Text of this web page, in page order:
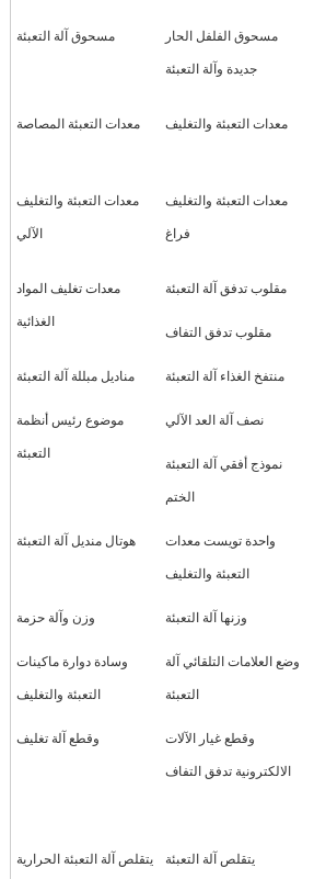
مسحوق آلة التعبئة مسحوق الفلفل الحار
جديدة وآلة التعبئة
معدات التعبئة المصاصة معدات التعبئة والتغليف
معدات التعبئة والتغليف
الآلي
معدات التعبئة والتغليف
فراغ
معدات تغليف المواد
الغذائية
مقلوب تدفق آلة التعبئة
مقلوب تدفق التفاف
مناديل مبللة آلة التعبئة منتفخ الغذاء آلة التعبئة
موضوع رئيس أنظمة
التعبئة
نصف آلة العد الآلي
نموذج أفقي آلة التعبئة
الختم
هوتال منديل آلة التعبئة واحدة تويست معدات
التعبئة والتغليف
وزن وآلة حزمة وزنها آلة التعبئة
وسادة دوارة ماكينات
التعبئة والتغليف
وضع العلامات التلقائي آلة
التعبئة
وقطع آلة تغليف وقطع غيار الآلات
الالكترونية تدفق التفاف
يتقلص آلة التعبئة الحرارية يتقلص آلة التعبئة